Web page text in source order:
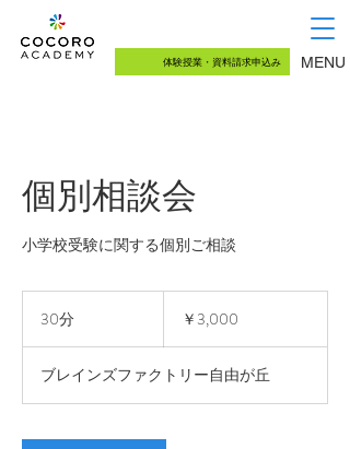
体験授業・資料請求申込み MENU
個別相談会
小学校受験に関する個別ご相談
30分 ￥3,000
ブレインズファクトリー自由が丘